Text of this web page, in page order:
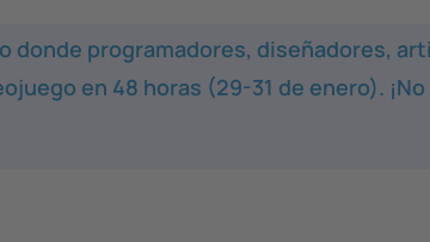
donde programadores, diseñadores,
en 48 horas (29-31 de enero).